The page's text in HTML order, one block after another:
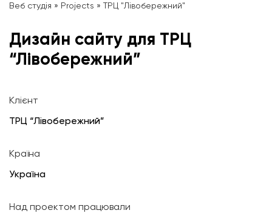
Веб студія » Projects » ТРЦ "Лівобережний"
Дизайн сайту для ТРЦ
“Лівобережний”
Клієнт
ТРЦ “Лівобережний”
Країна
Україна
Над проектом працювали